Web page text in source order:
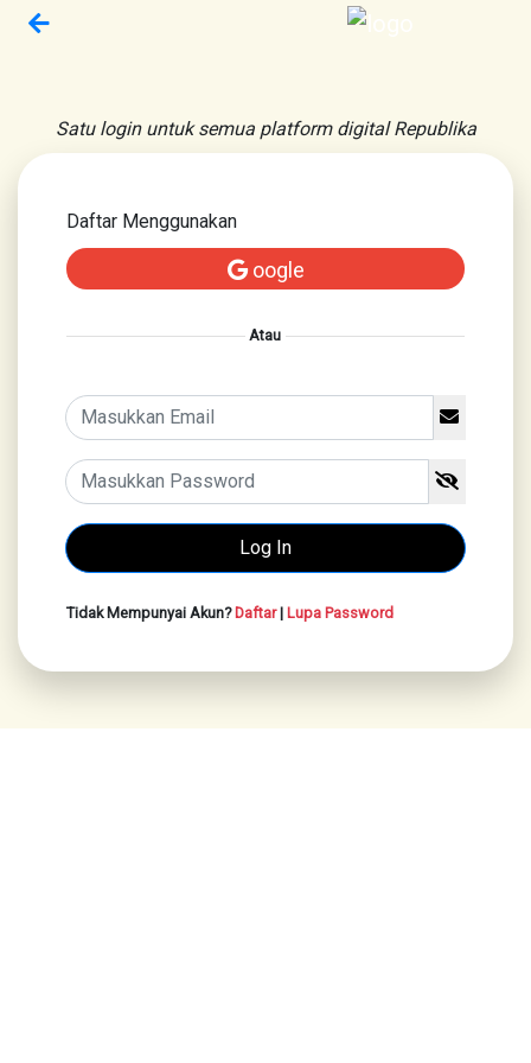
Satu login untuk semua platform digital Republika
Daftar Menggunakan
oogle
Atau
Tidak Mempunyai Akun?Daftar| Lupa Password